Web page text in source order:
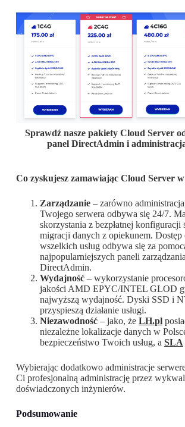
Sprawdź nasze pakiety Cloud Server
panel DirectAdmin i
Co zyskujesz zamawiając Cloud Server
Zarządzanie – zarówno
Twojego serwera odbywa się 24/7.
skorzystania z bezpłatnej konfiguracji
migracji danych z opiekunem. Dostęp
wszelkich usług odbywa się za
najpopularniejszych paneli
DirectAdmin.
Wydajność– wykorzystanie
jakości AMD EPYC/INTEL GLOD
najwyższą wydajność. Dyski SSD i
przyspieszą działanie usługi.
Niezawodność – jako, że LH.pl
niezależne lokalizacje danych w
bezpieczeństwo Twoich usług, a SLA
Wybierając dodatkowo administracje
Ci profesjonalną administrację przez
doświadczonych inżynierów.
Podsumowanie